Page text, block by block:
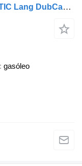
Mercedes-Benz V-klasse 300d 4-MATIC Lang DubCab Avantgarde Automaat 5 Zits Lee
gasóleo